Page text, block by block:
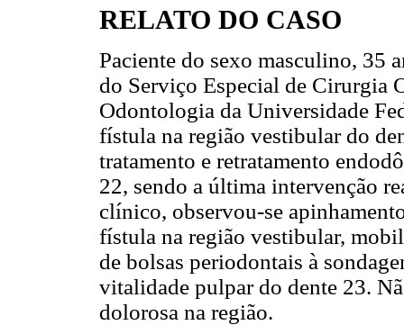
RELATO DO CASO
Paciente do sexo masculino, 35
do Serviço Especial de Cirurgia
Odontologia da Universidade
fístula na região vestibular do
tratamento e retratamento
22, sendo a última intervenção
clínico, observou-se
fístula na região vestibular,
de bolsas periodontais à
vitalidade pulpar do dente 23.
dolorosa na região.